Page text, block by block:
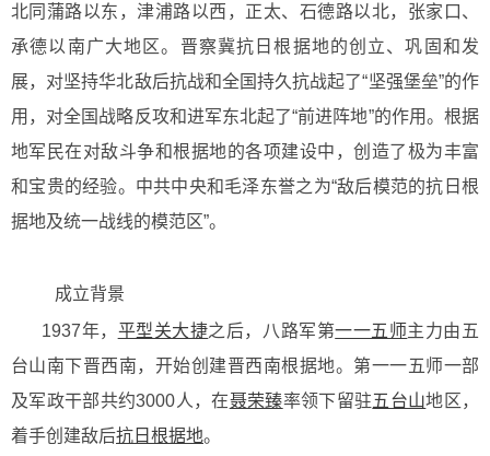
北同蒲路以东，津浦路以西，正太、石德路以北，张家口、
承德以南广大地区。晋察冀抗日根据地的创立、巩固和发
展，对坚持华北敌后抗战和全国持久抗战起了“坚强堡垒”的作
用，对全国战略反攻和进军东北起了“前进阵地”的作用。根据
地军民在对敌斗争和根据地的各项建设中，创造了极为丰富
和宝贵的经验。中共中央和毛泽东誉之为“敌后模范的抗日根
据地及统一战线的模范区”。
成立背景
1937年， 平型关大捷之后，八路军第一一五师主力由五
台山南下晋西南，开始创建晋西南根据地。第一一五师一部
及军政干部共约3000人，在聂荣臻率领下留驻五台山地区，
着手创建敌后抗日根据地。